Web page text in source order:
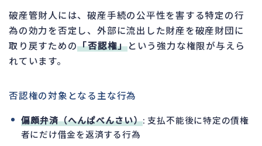
破産管財人には、破産手続の公平性を害する特定の行
為の効力を否定し、外部に流出した財産を破産財団に
取り戻すための「否認権」という強力な権限が与えら
れています。
否認権の対象となる主な行為
偏頗弁済（へんぱべんさい）: 支払不能後に特定の債権
者にだけ借金を返済する行為